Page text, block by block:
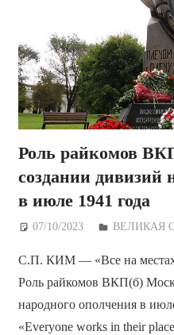
Роль райкомов
создании дивизий
в июле 1941 года
07/10/2023 Дежурный
ВЕЛИКАЯ
С.П. КИМ — «Все на местах
Роль райкомов ВКП(б)
народного ополчения в
«Everyone works in their